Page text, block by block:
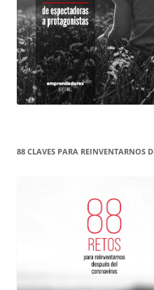
88 CLAVES PARA REINVENTARNOS